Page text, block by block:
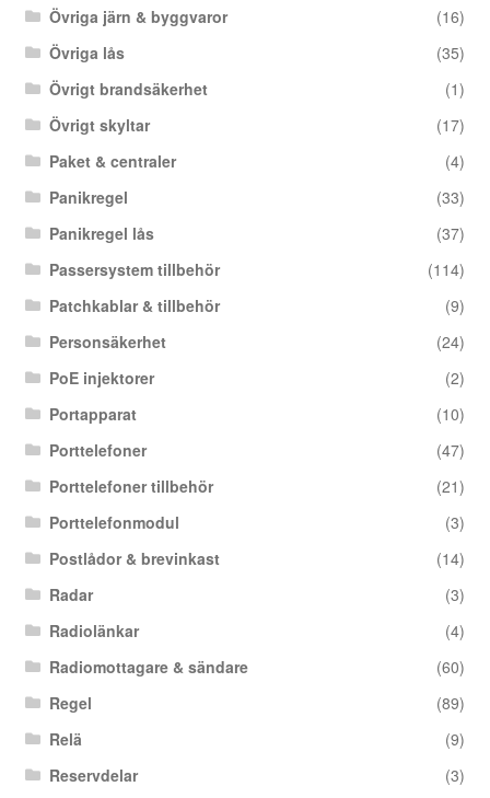
Övriga järn & byggvaror
(16)
Övriga lås
(35)
Övrigt brandsäkerhet
(1)
Övrigt skyltar
(17)
Paket & centraler
(4)
Panikregel
(33)
Panikregel lås
(37)
Passersystem tillbehör
(114)
Patchkablar & tillbehör
(9)
Personsäkerhet
(24)
PoE injektorer
(2)
Portapparat
(10)
Porttelefoner
(47)
Porttelefoner tillbehör
(21)
Porttelefonmodul
(3)
Postlådor & brevinkast
(14)
Radar
(3)
Radiolänkar
(4)
Radiomottagare & sändare
(60)
Regel
(89)
Relä
(9)
Reservdelar
(3)